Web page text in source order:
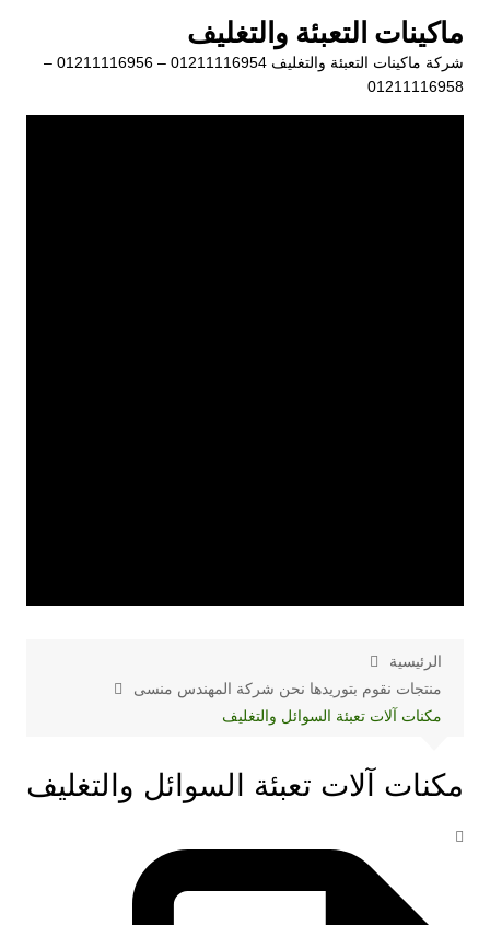
المحتوى
ماكينات التعبئة والتغليف
شركة ماكينات التعبئة والتغليف 01211116954 – 01211116956 –
01211116958
الرئيسية
منتجات نقوم بتوريدها نحن شركة المهندس منسى
مكنات آلات تعبئة السوائل والتغليف
مكنات آلات تعبئة السوائل والتغليف